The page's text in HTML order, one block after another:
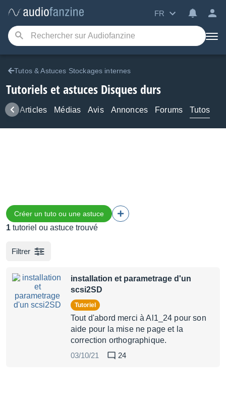
FR
Tutos & Astuces Stockages internes
Tutoriels et astuces Disques durs
Articles Médias Avis Annonces Forums Tutos
Créer un tuto ou une astuce
1 tutoriel ou astuce trouvé
Filtrer
installation et parametrage d'un
scsi2SD
Tutoriel
Tout d'abord merci à Al1_24 pour son
aide pour la mise ne page et la
correction orthographique.
03/10/21
24